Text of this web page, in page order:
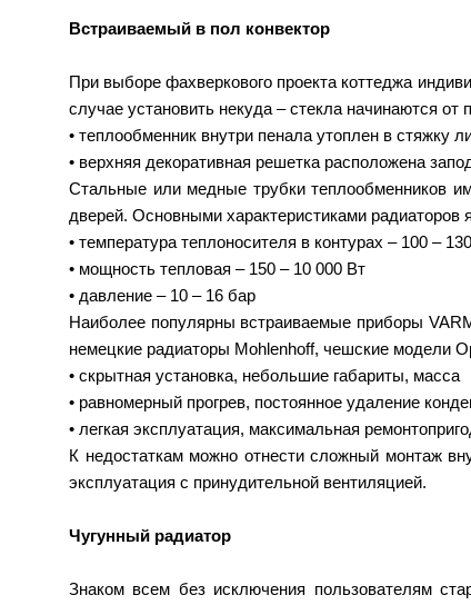
Встраиваемый в пол конвектор
При выборе фахверкового проекта коттеджа
случае установить некуда – стекла начинаются
• теплообменник внутри пенала утоплен в стяжку
• верхняя декоративная решетка расположена
Стальные или медные трубки теплообменников
дверей. Основными характеристиками радиаторов
• температура теплоносителя в контурах – 100 –
• мощность тепловая – 150 – 10 000 Вт
• давление – 10 – 16 бар
Наиболее популярны встраиваемые приборы
немецкие радиаторы Mohlenhoff, чешские модели
• скрытная установка, небольшие габариты, масса
• равномерный прогрев, постоянное удаление
• легкая эксплуатация, максимальная
К недостаткам можно отнести сложный монтаж
эксплуатация с принудительной вентиляцией.
Чугунный радиатор
Знаком всем без исключения пользователям